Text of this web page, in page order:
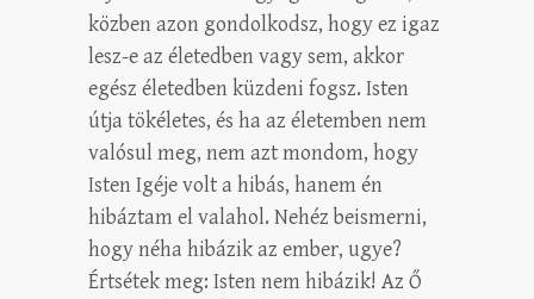
közben azon gondolkodsz, hogy ez igaz
lesz-e az életedben vagy sem, akkor
egész életedben küzdeni fogsz. Isten
útja tökéletes, és ha az életemben nem
valósul meg, nem azt mondom, hogy
Isten Igéje volt a hibás, hanem én
hibáztam el valahol. Nehéz beismerni,
hogy néha hibázik az ember, ugye?
Értsétek meg: Isten nem hibázik! Az Ő